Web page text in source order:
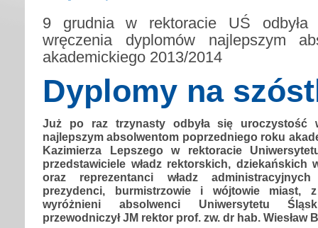
9 grudnia w rektoracie UŚ odbyła
wręczenia dyplomów najlepszym
akademickiego 2013/2014
Dyplomy na
Już po raz trzynasty odbyła się uroczystość
najlepszym absolwentom poprzedniego roku
Kazimierza Lepszego w rektoracie
przedstawiciele władz rektorskich, dziekańskich
oraz reprezentanci władz
prezydenci, burmistrzowie i wójtowie miast,
wyróżnieni absolwenci Uniwersytetu
przewodniczył JM rektor prof. zw. dr hab. Wiesław